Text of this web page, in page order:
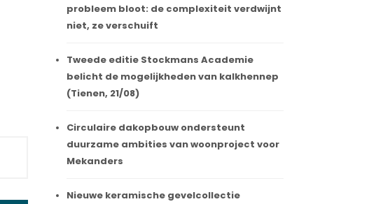
probleem bloot: de complexiteit verdwijnt
niet, ze verschuift
Tweede editie Stockmans Academie
belicht de mogelijkheden van kalkhennep
(Tienen, 21/08)
Circulaire dakopbouw ondersteunt
duurzame ambities van woonproject voor
Mekanders
Nieuwe keramische gevelcollectie